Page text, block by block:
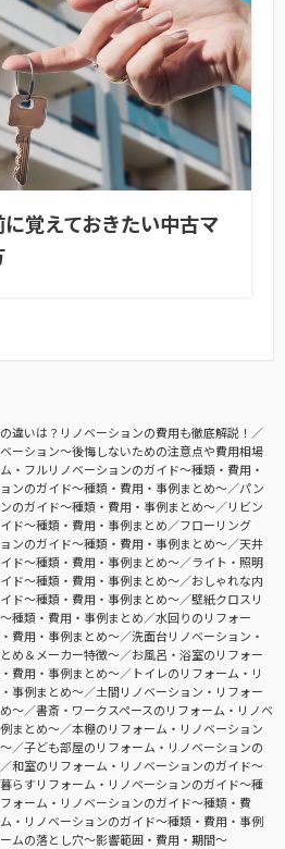
覚えておきたい中古マ
違いは？リノベーションの費用も徹底解説！
ーション〜後悔しないための注意点や費用相場
・フルリノベーションのガイド〜種類・費用・
ンのガイド〜種類・費用・事例まとめ〜
パン
のガイド〜種類・費用・事例まとめ〜
リビン
ド〜種類・費用・事例まとめ
フローリング
ンのガイド〜種類・費用・事例まとめ〜
天井
ド〜種類・費用・事例まとめ〜
ライト・照明
ド〜種類・費用・事例まとめ〜
おしゃれな内
ド〜種類・費用・事例まとめ〜
壁紙クロスリ
種類・費用・事例まとめ
水回りのリフォー
費用・事例まとめ〜
洗面台リノベーション・
め＆メーカー特徴〜
お風呂・浴室のリフォー
費用・事例まとめ〜
トイレのリフォーム・リ
事例まとめ〜
土間リノベーション・リフォー
〜
書斎・ワークスペースのリフォーム・リノベ
まとめ〜
本棚のリフォーム・リノベーション
子ども部屋のリフォーム・リノベーションの
和室のリフォーム・リノベーションのガイド〜
らすリフォーム・リノベーションのガイド〜種
ォーム・リノベーションのガイド〜種類・費
・リノベーションのガイド〜種類・費用・事例
ムの落とし穴～影響範囲・費用・期間～